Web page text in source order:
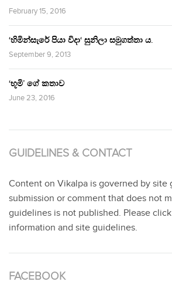
February 15, 2016
‘හිමින්සැරේ පියා විදා‘ සුනිලා සමුගත්තා ය.
September 9, 2013
‘භූමි’ ගේ කතාව
June 23, 2016
GUIDELINES & CONTACT
Content on Vikalpa is governed by site
submission or comment that does not
guidelines is not published. Please click
information and site guidelines.
FACEBOOK